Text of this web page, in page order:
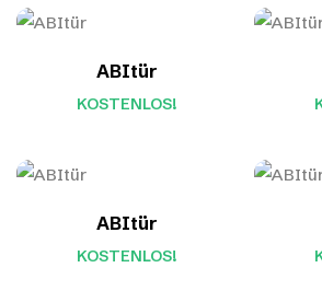
ABItür
KOSTENLOS!
ABItür
KOSTENLOS!